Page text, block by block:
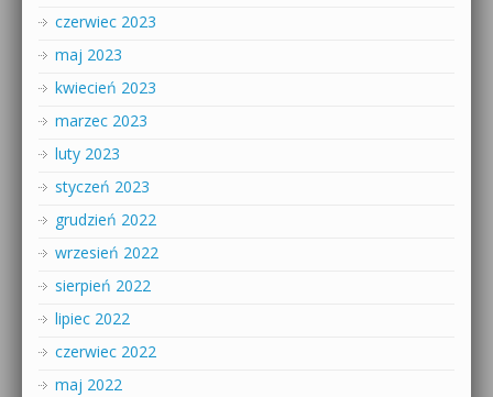
czerwiec 2023
maj 2023
kwiecień 2023
marzec 2023
luty 2023
styczeń 2023
grudzień 2022
wrzesień 2022
sierpień 2022
lipiec 2022
czerwiec 2022
maj 2022